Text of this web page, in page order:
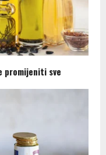
promijeniti sve